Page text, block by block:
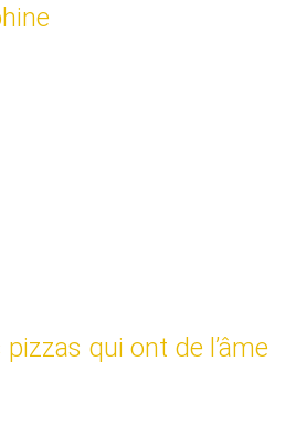
pizzas qui ont de l’âme